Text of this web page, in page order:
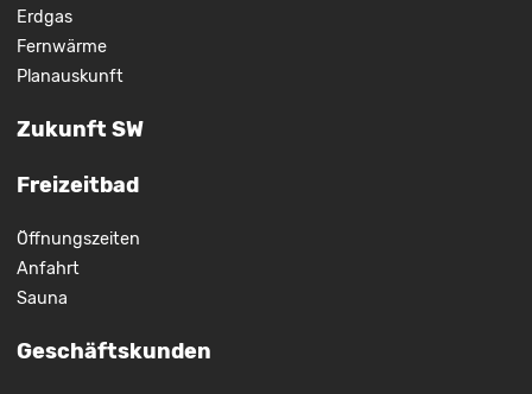
Erdgas
Fernwärme
Planauskunft
Zukunft SW
Freizeitbad
Öffnungszeiten
Anfahrt
Sauna
Geschäftskunden